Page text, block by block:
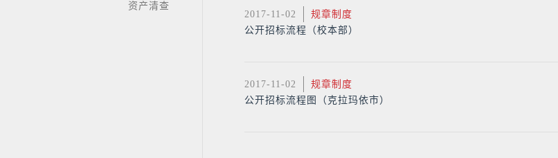
资产清查
2017-11-02
规章制度
公开招标流程（校本部）
2017-11-02
规章制度
公开招标流程图（克拉玛依市）